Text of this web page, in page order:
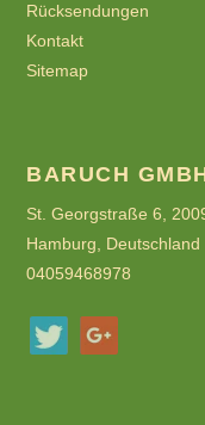
Rücksendungen
Kontakt
Sitemap
BARUCH
St. Georgstraße 6,
Hamburg, Deutschland
04059468978